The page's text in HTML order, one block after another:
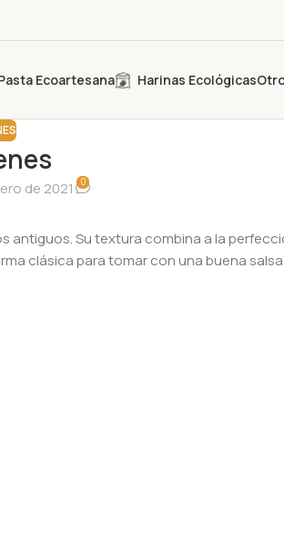
Ecoartesana Harinas Ecológicas
de 2021 0
antiguos. Su textura combina a la
clásica para tomar con una buena